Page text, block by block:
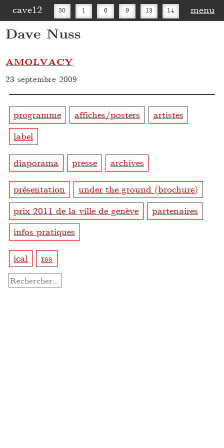
cave12 30 1 6 9 13 14 menu
Dave Nuss
AMOLVACY
23 septembre 2009
programme affiches/posters
artistes
label
diaporama presse archives
présentation
under the ground (brochure)
prix 2011 de la ville de genève
partenaires
infos pratiques
ical rss
Rechercher :